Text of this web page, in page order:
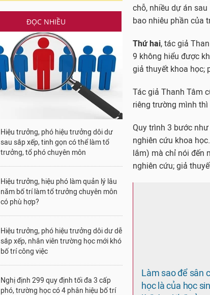
ĐỌC NHIỀU
Hiệu trưởng, phó hiệu trưởng dôi dư
sau sắp xếp, tinh gọn có thể làm tổ
trưởng, tổ phó chuyên môn
Hiệu trưởng, hiệu phó làm quản lý lâu
năm bố trí làm tổ trưởng chuyên môn
có phù hợp?
Hiệu trưởng, phó hiệu trưởng dôi dư dễ
sắp xếp, nhân viên trường học mới khó
bố trí công việc
Nghị định 299 quy định tối đa 3 cấp
phó, trường học có 4 phân hiệu bố trí
Quy trình 3 bước
lắm) mà chỉ nói đến
nghiên cứu; giả
Làm sao để sân
học. Kể cả nhiều
về một số phương